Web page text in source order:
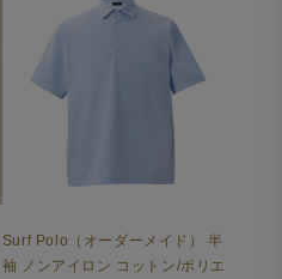
Surf Polo（オーダーメイド） 半
袖 ノンアイロン コットン/ポリエ